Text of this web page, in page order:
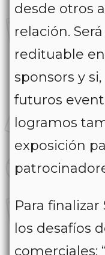
desde otros
relación.
redituable
sponsors y
futuros
logramos
exposición
Para
los desafíos
comerciales: